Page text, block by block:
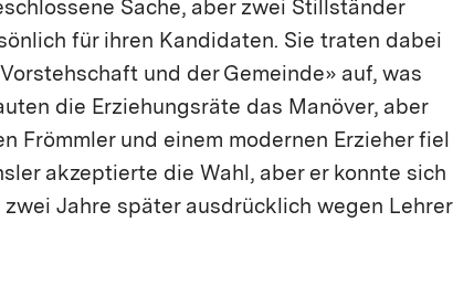
Sache, aber zwei Stillständer
für ihren Kandidaten. Sie traten dabei
und der Gemeinde» auf, was
die Erziehungsräte das Manöver, aber
Frömmler und einem modernen Erzieher fiel
akzeptierte die Wahl, aber er konnte sich
Jahre später ausdrücklich wegen Lehrer